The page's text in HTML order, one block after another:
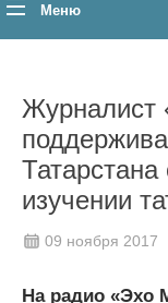
Меню
Журналист
изучении
09 ноября 2017
На радио «Эхо